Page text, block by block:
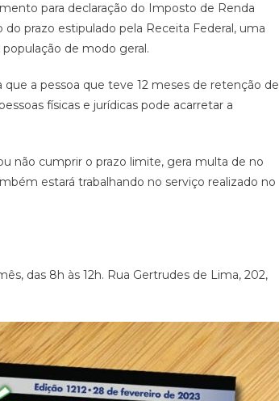
para declaração do Imposto de Renda
prazo estipulado pela Receita Federal, uma
de modo geral.
a pessoa que teve 12 meses de retenção de
físicas e jurídicas pode acarretar a
não cumprir o prazo limite, gera multa de no
estará trabalhando no serviço realizado no
das 8h às 12h. Rua Gertrudes de Lima, 202,